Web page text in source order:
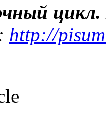
цикл.
http://